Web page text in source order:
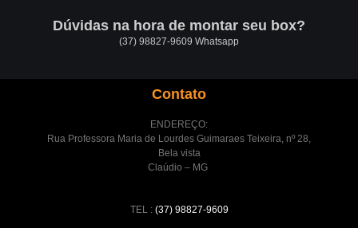
Dúvidas na hora de montar seu box?
(37) 98827-9609 Whatsapp
Contato
ENDEREÇO:
Rua Professora Maria de Lourdes Guimaraes Teixeira, nº 28,
Bela vista
Claúdio – MG
TEL : (37) 98827-9609